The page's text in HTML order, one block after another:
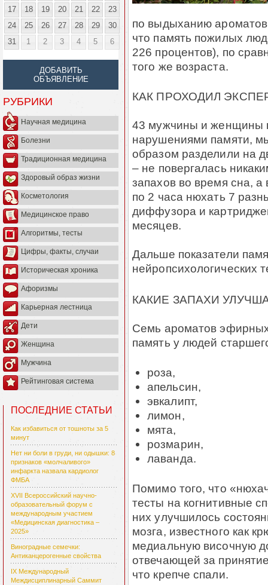
17
18 19 20 21 22
23
24
25 26 27 28 29
30
31
1 2 3 4 5 6
ДОБАВИТЬ
ОБЪЯВЛЕНИЕ
РУБРИКИ
Научная медицина
Болезни
Традиционная медицина
Здоровый образ жизни
Косметология
Медицинское право
Алгоритмы, тесты
Цифры, факты, случаи
Историческая хроника
Афоризмы
Карьерная лестница
Дети
Женщина
Мужчина
Рейтинговая система
ПОСЛЕДНИЕ СТАТЬИ
Как избавиться от тошноты за 5
минут
Нет ни боли в груди, ни одышки: 8
признаков «молчаливого»
инфаркта назвала кардиолог
ФМБА
XVII Всероссийский научно-
образовательный форум с
международным участием
«Медицинская диагностика –
2025»
Виноградные семечки:
Антиканцерогенные свойства
IX Международный
Междисциплинарный Саммит
по выдыханию ароматов
что память пожилых
226 процентов), по
того же возраста.
КАК ПРОХОДИЛ
43 мужчины и женщины
нарушениями памяти,
образом разделили на
– не повергалась
запахов во время сна,
по 2 часа нюхать 7
диффузора и
месяцев.
Дальше показатели
нейропсихологических
КАКИЕ ЗАПАХИ
Семь ароматов
память у людей
роза,
апельсин,
эвкалипт,
лимон,
мята,
розмарин,
лаванда.
Помимо того, что
тесты на когнитивные
них улучшилось
мозга, известного как
медиальную височную
отвечающей за
что крепче спали.